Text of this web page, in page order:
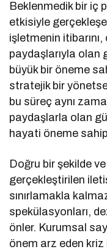
Beklenmedik bir iç
etkisiyle
işletmenin
paydaşlarıyla olan
büyük bir öneme
stratejik bir
bu süreç aynı
paydaşlarla olan
hayati öneme
Doğru bir şekilde
gerçekleştirilen
sınırlamakla
spekülasyonları,
önler. Kurumsal
önem arz eden